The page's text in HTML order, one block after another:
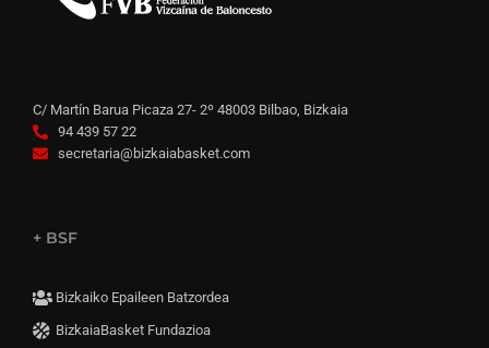
C/ Martín Barua Picaza 27- 2º 48003 Bilbao, Bizkaia
94 439 57 22
secretaria@bizkaiabasket.com
+ BSF
Bizkaiko Epaileen Batzordea
BizkaiaBasket Fundazioa